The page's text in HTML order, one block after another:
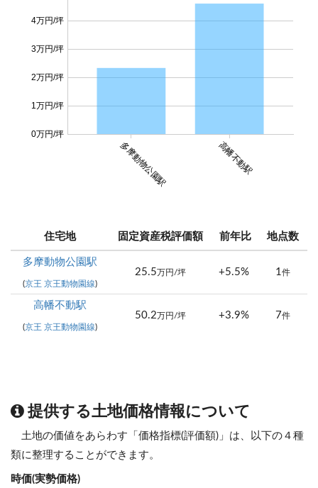
多摩動物公園駅 高幡不動駅
0万円/坪
1万円/坪
2万円/坪
3万円/坪
4万円/坪
住宅地 固定資産税評価額 前年比 地点数
多摩動物公園駅
(京王 京王動物園線)
25.5万円/坪 +5.5% 1件
高幡不動駅
(京王 京王動物園線)
50.2万円/坪 +3.9% 7件
提供する土地価格情報について
土地の価値をあらわす「価格指標(評価額)」は、以下の４種
類に整理することができます。
時価(実勢価格)